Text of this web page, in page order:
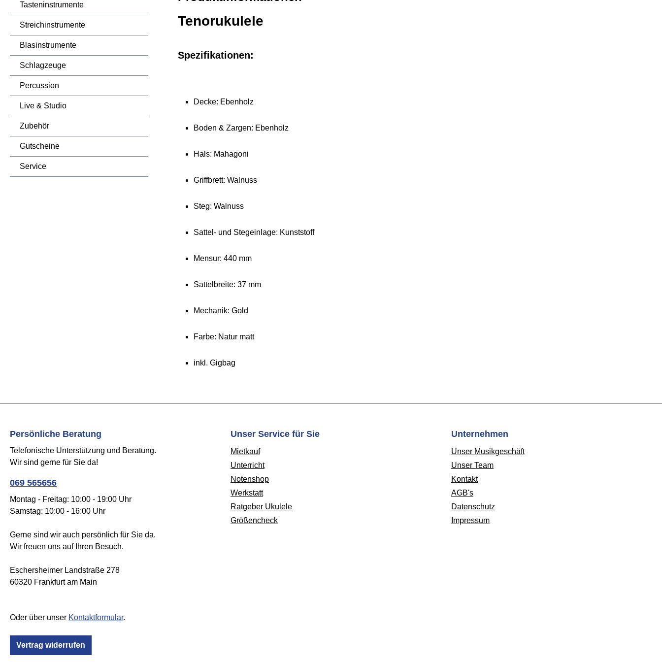
Tasteninstrumente
Streichinstrumente
Blasinstrumente
Schlagzeuge
Percussion
Live & Studio
Zubehör
Gutscheine
Service
Tenorukulele
Spezifikationen:
Decke: Ebenholz
Boden & Zargen: Ebenholz
Hals: Mahagoni
Griffbrett: Walnuss
Steg: Walnuss
Sattel- und Stegeinlage: Kunststoff
Mensur: 440 mm
Sattelbreite: 37 mm
Mechanik: Gold
Farbe: Natur matt
inkl. Gigbag
Persönliche Beratung
Telefonische Unterstützung und Beratung.
Wir sind gerne für Sie da!
069 565656
Montag - Freitag: 10:00 - 19:00 Uhr
Samstag: 10:00 - 16:00 Uhr
Gerne sind wir auch persönlich für Sie da.
Wir freuen uns auf Ihren Besuch.
Eschersheimer Landstraße 278
60320 Frankfurt am Main
Oder über unser Kontaktformular.
Vertrag widerrufen
Unser Service für Sie
Mietkauf
Unterricht
Notenshop
Werkstatt
Ratgeber Ukulele
Größencheck
Unternehmen
Unser Musikgeschäft
Unser Team
Kontakt
AGB's
Datenschutz
Impressum